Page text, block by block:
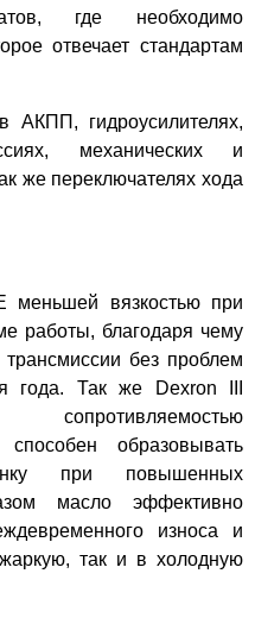
где необходимо
отвечает стандартам
гидроусилителях,
механических и
же переключателях хода
меньшей вязкостью при
работы, благодаря чему
без проблем
года. Так же Dexron III
образовывать
при повышенных
масло эффективно
износа и
так и в холодную